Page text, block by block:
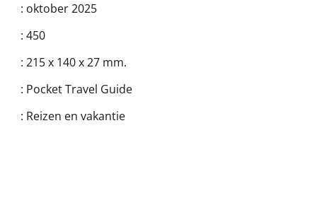
: oktober 2025
: 450
: 215 x 140 x 27 mm.
: Pocket Travel Guide
: Reizen en vakantie